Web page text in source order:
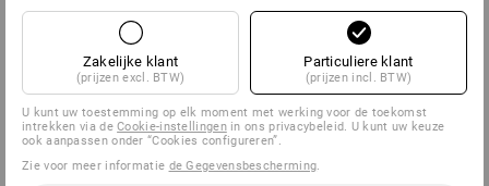
Zakelijke klant
(prijzen excl. BTW)
Particuliere klant
(prijzen incl. BTW)
U kunt uw toestemming op elk moment met werking voor de toekomst
intrekken via deCookie-instellingenin ons privacybeleid. U kunt uw keuze
ook aanpassen onder “Cookies configureren”.
Zie voor meer informatie de Gegevensbescherming